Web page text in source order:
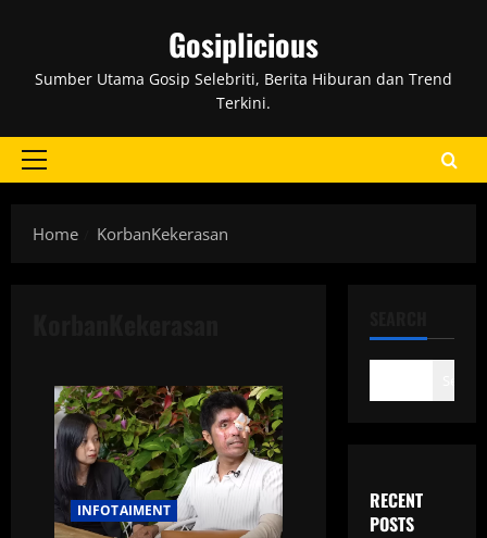
Gosiplicious
Sumber Utama Gosip Selebriti, Berita Hiburan dan Trend
Terkini.
Primary
Home
KorbanKekerasan
INFOTAIMENT
RECENT
POSTS